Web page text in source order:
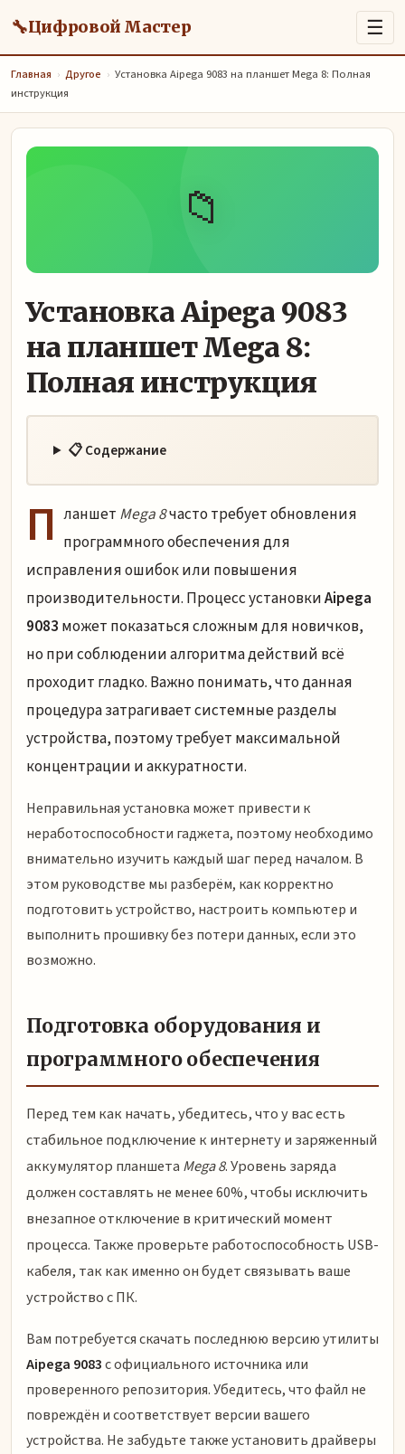
🔧Цифровой Мастер ☰
Главная › Другое › Установка Aipega 9083 на планшет Mega 8: Полная
инструкция
📁
Установка Aipega 9083
на планшет Mega 8:
Полная инструкция
📋 Содержание
П ланшет Mega 8часто требует обновления
программного обеспечения для
исправления ошибок или повышения
производительности. Процесс установкиAipega
9083 может показаться сложным для новичков,
но при соблюдении алгоритма действий всё
проходит гладко. Важно понимать, что данная
процедура затрагивает системные разделы
устройства, поэтому требует максимальной
концентрации и аккуратности.
Неправильная установка может привести к
неработоспособности гаджета, поэтому необходимо
внимательно изучить каждый шаг перед началом. В
этом руководстве мы разберём, как корректно
подготовить устройство, настроить компьютер и
выполнить прошивку без потери данных, если это
возможно.
Подготовка оборудования и
программного обеспечения
Перед тем как начать, убедитесь, что у вас есть
стабильное подключение к интернету и заряженный
аккумулятор планшета Mega 8. Уровень заряда
должен составлять не менее 60%, чтобы исключить
внезапное отключение в критический момент
процесса. Также проверьте работоспособность USB-
кабеля, так как именно он будет связывать ваше
устройство с ПК.
Вам потребуется скачать последнюю версию утилиты
Aipega 9083с официального источника или
проверенного репозитория. Убедитесь, что файл не
повреждён и соответствует версии вашего
устройства. Не забудьте также установить драйверы